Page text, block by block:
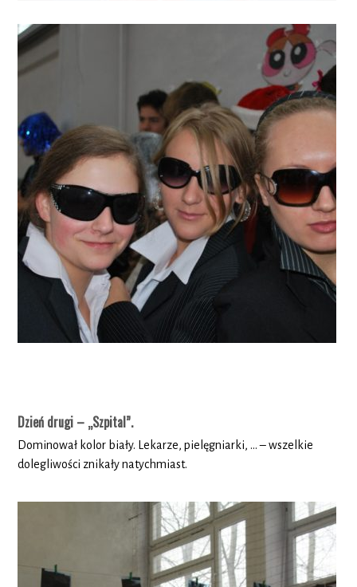
Dzień drugi – „Szpital”.
Dominował kolor biały. Lekarze, pielęgniarki, … – wszelkie
dolegliwości znikały natychmiast.